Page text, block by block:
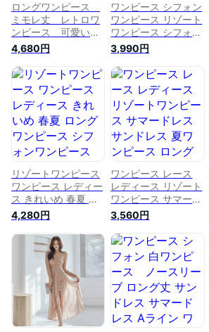
ロングワンピース
ミモレ丈 レトロワ
ンピース 可愛いレ
ースワンピース ス
クエアネック 長
袖 宮廷お姫系ドレ
ス フリル フレア
森ガール系ドレス
ハイウエスト 春
夏 パーティードレ
ス 撮影 海外旅
行 アイボリー（ベ
ージュ系）送料無料
4,680円
ワンピース シフォン
ワンピース リゾート
ワンピース シフォン
レディース サマード
レス サンドレス シ
フォンドレス ロング
ワンピース マキシワ
ンピース マキシ丈
ロング丈 半袖 春 夏
体型カバー 二の腕カ
バー パーティー 海
旅行 リゾート 大き
いサイズ
3,990円
リゾートワンピース
ワンピース レディー
ス きれいめ 春夏 ロ
ングワンピース シフ
ォンワンピース サマ
ードレス サンドレス
シフォン ワンピ ロ
ング マキシ Vネック
五分袖 七分袖 春 夏
大きいサイズ 着瘦せ
二つの腕カバー お呼
ばれ デート 海 リゾ
ート 海外旅行
4,280円
ワンピース レース
レディース リゾート
ワンピース サマード
レス サンドレス 夏
ワンピース ロングワ
ンピース ワンピ ロ
ング丈 マキシ丈 背
中見せ ノースリーブ
サイドスリット 春夏
総レース 細見え 高
見え リゾート パー
ティー お呼ばれ 海
旅行 デート
3,560円